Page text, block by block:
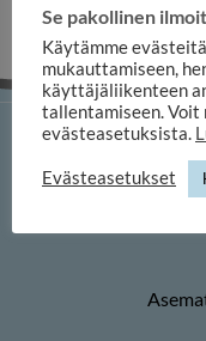
Se pakollinen
Käytämme
mukauttamiseen,
käyttäjäliikenteen
tallentamiseen.
evästeasetuksista.
Evästeasetukset